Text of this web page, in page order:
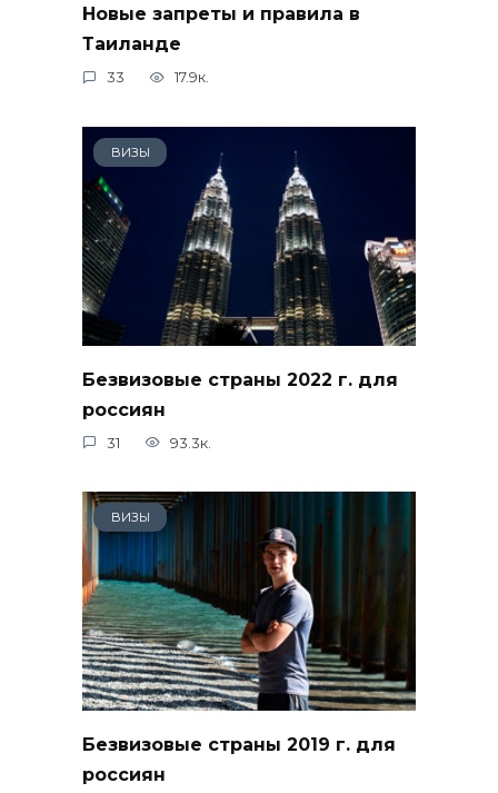
Новые запреты и правила в
Таиланде
33 17.9к.
ВИЗЫ
Безвизовые страны 2022 г. для
россиян
31 93.3к.
ВИЗЫ
Безвизовые страны 2019 г. для
россиян